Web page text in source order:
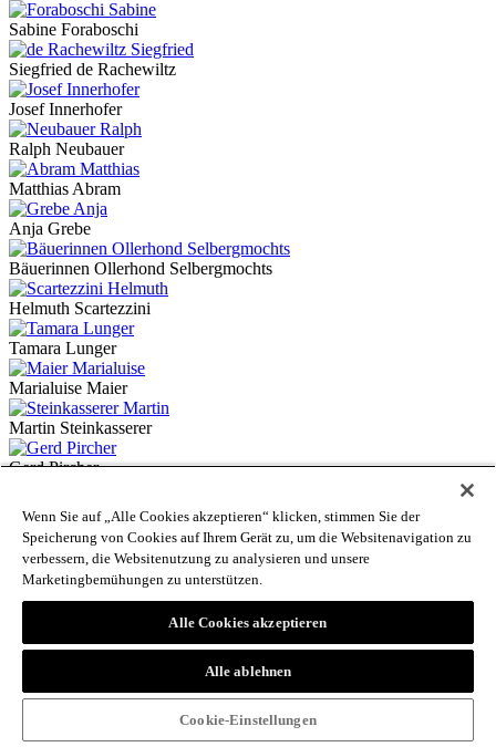
Sabine Foraboschi
Siegfried de Rachewiltz
Josef Innerhofer
Ralph Neubauer
Matthias Abram
Anja Grebe
Bäuerinnen Ollerhond Selbergmochts
Helmuth Scartezzini
Tamara Lunger
Marialuise Maier
Martin Steinkasserer
Gerd Pircher
Alice Riegler
Josef Perkmann
Ursula Stampfer
Barbara Raifer
Wenn Sie auf „Alle Cookies akzeptieren“ klicken, stimmen Sie der
Speicherung von Cookies auf Ihrem Gerät zu, um die Websitenavigation zu
verbessern, die Websitenutzung zu analysieren und unsere
Marketingbemühungen zu unterstützen.
Alle Cookies akzeptieren
Alle ablehnen
Cookie-Einstellungen